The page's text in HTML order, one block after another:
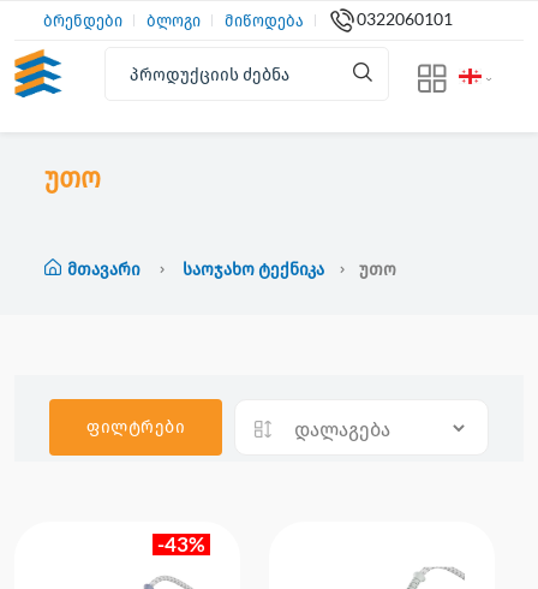
ბრენდები ბლოგი მიწოდება 0322060101
უთო
Მთავარი Საოჯახო Ტექნიკა Უთო
ფილტრები
-43%